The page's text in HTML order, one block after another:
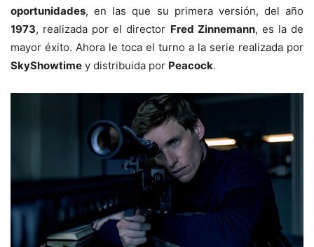
oportunidades, en las que su primera versión, del año
1973, realizada por el director Fred Zinnemann, es la de
mayor éxito. Ahora le toca el turno a la serie realizada por
SkyShowtime y distribuida por Peacock.